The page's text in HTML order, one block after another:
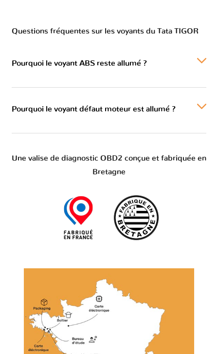
Questions fréquentes sur les voyants du Tata TIGOR
Pourquoi le voyant ABS reste allumé ?
Pourquoi le voyant défaut moteur est allumé ?
Une valise de diagnostic OBD2 conçue et fabriquée en
Bretagne